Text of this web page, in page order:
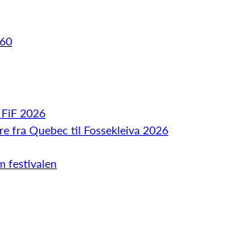
2026
fra Quebec til Fossekleiva 2026
festivalen